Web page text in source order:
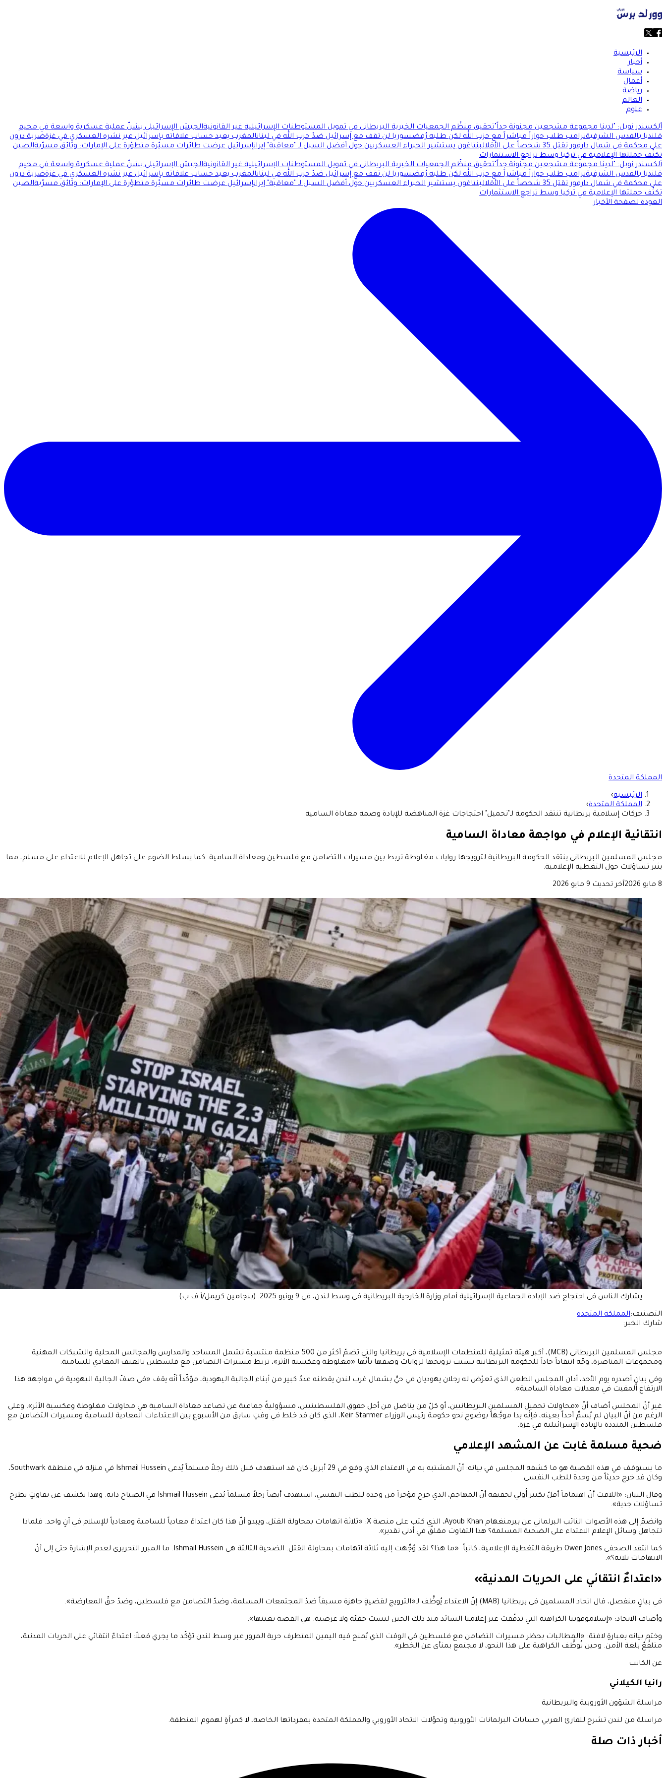
الرئيسية
أخبار
سياسة
أعمال
رياضة
العالم
علوم
ألكسندر نوبل: "لدينا مجموعة مشجعين مجنونة جداً"تحقيق منظّم الجمعيات الخيرية البريطاني في تمويل المستوطنات الإسرائيلية غير القانونيةالجيش الإسرائيلي يشنّ عملية عسكرية واسعة في مخيم
قلنديا بالقدس الشرقيةترامب طلب حواراً مباشراً مع حزب الله لكن طلبه رُفضسوريا لن تقف مع إسرائيل ضدّ حزب الله في لبنانالمغرب يعيد حساب علاقاته بإسرائيل عبر نشره العسكري في غزةضربة درون
على محكمة في شمال دارفور تقتل 35 شخصاً على الأقل
البنتاغون يستشير الخبراء العسكريين حول أفضل السبل لـ "معاقبة" إيرانإسرائيل عرضت طائرات مسيّرة متطوّرة على الإمارات: وثائق مسرّبةالصين
تكثّف حملتها الإعلامية في تركيا وسط تراجع الاستثمارات
ألكسندر نوبل: "لدينا مجموعة مشجعين مجنونة جداً"تحقيق منظّم الجمعيات الخيرية البريطاني في تمويل المستوطنات الإسرائيلية غير القانونيةالجيش الإسرائيلي يشنّ عملية عسكرية واسعة في مخيم
قلنديا بالقدس الشرقيةترامب طلب حواراً مباشراً مع حزب الله لكن طلبه رُفضسوريا لن تقف مع إسرائيل ضدّ حزب الله في لبنانالمغرب يعيد حساب علاقاته بإسرائيل عبر نشره العسكري في غزةضربة درون
على محكمة في شمال دارفور تقتل 35 شخصاً على الأقل
البنتاغون يستشير الخبراء العسكريين حول أفضل السبل لـ "معاقبة" إيرانإسرائيل عرضت طائرات مسيّرة متطوّرة على الإمارات: وثائق مسرّبةالصين
تكثّف حملتها الإعلامية في تركيا وسط تراجع الاستثمارات
العودة لصفحة الأخبار
المملكة المتحدة
الرئيسية›
المملكة المتحدة›
حركات إسلامية بريطانية تنتقد الحكومة لـ"تحميل" احتجاجات غزة المناهضة للإبادة وصمة معاداة السامية
انتقائية الإعلام في مواجهة معاداة السامية
مجلس المسلمين البريطاني ينتقد الحكومة البريطانية لترويجها روايات مغلوطة تربط بين مسيرات التضامن مع فلسطين ومعاداة السامية. كما يسلط الضوء على تجاهل الإعلام للاعتداء على مسلم، مما
يثير تساؤلات حول التغطية الإعلامية.
8 مايو 2026 آخر تحديث 9 مايو 2026
يشارك الناس في احتجاج ضد الإبادة الجماعية الإسرائيلية أمام وزارة الخارجية البريطانية في وسط لندن، في 9 يونيو 2025. (بنجامين كريمل/أ ف ب)
التصنيف:المملكة المتحدة
شارك الخبر:
مجلس المسلمين البريطاني (MCB)، أكبر هيئة تمثيلية للمنظمات الإسلامية في بريطانيا والتي تضمّ أكثر من 500 منظمة منتسبة تشمل المساجد والمدارس والمجالس المحلية والشبكات المهنية
ومجموعات المناصرة، وجّه انتقاداً حاداً للحكومة البريطانية بسبب ترويجها لروايات وصفها بأنّها «مغلوطة وعكسية الأثر»، تربط مسيرات التضامن مع فلسطين بالعنف المعادي للسامية.
وفي بيانٍ أصدره يوم الأحد، أدان المجلس الطعن الذي تعرّض له رجلان يهوديان في حيٍّ بشمال غرب لندن يقطنه عددٌ كبير من أبناء الجالية اليهودية، مؤكّداً أنّه يقف «في صفّ الجالية اليهودية في مواجهة هذا
الارتفاع المقيت في معدلات معاداة السامية».
غير أنّ المجلس أضاف أنّ «محاولات تحميل المسلمين البريطانيين، أو كلّ من يناضل من أجل حقوق الفلسطينيين، مسؤوليةً جماعية عن تصاعد معاداة السامية هي محاولات مغلوطة وعكسية الأثر». وعلى
الرغم من أنّ البيان لم يُسمِّ أحداً بعينه، فإنّه بدا موجَّهاً بوضوح نحو حكومة رئيس الوزراء Keir Starmer، الذي كان قد خلط في وقتٍ سابق من الأسبوع بين الاعتداءات المعادية للسامية ومسيرات التضامن مع
فلسطين المنددة بالإبادة الإسرائيلية في غزة.
ضحية مسلمة غابت عن المشهد الإعلامي
ما يستوقف في هذه القضية هو ما كشفه المجلس في بيانه: أنّ المشتبه به في الاعتداء الذي وقع في 29 أبريل كان قد استهدف قبل ذلك رجلاً مسلماً يُدعى Ishmail Hussein في منزله في منطقة Southwark،
وكان قد خرج حديثاً من وحدة للطب النفسي.
وقال البيان: «اللافت أنّ اهتماماً أقلّ بكثير أُولي لحقيقة أنّ المهاجم، الذي خرج مؤخراً من وحدة للطب النفسي، استهدف أيضاً رجلاً مسلماً يُدعى Ishmail Hussein في الصباح ذاته. وهذا يكشف عن تفاوتٍ يطرح
تساؤلات جدية».
وانضمّ إلى هذه الأصوات النائب البرلماني عن بيرمنغهام Ayoub Khan، الذي كتب على منصة X: «ثلاثة اتهامات بمحاولة القتل، ويبدو أنّ هذا كان اعتداءً معادياً للسامية ومعادياً للإسلام في آنٍ واحد. فلماذا
تتجاهل وسائل الإعلام الاعتداء على الضحية المسلمة؟ هذا التفاوت مقلقٌ في أدنى تقدير».
كما انتقد الصحفي Owen Jones طريقة التغطية الإعلامية، كاتباً: «ما هذا؟ لقد وُجِّهت إليه ثلاثة اتهامات بمحاولة القتل. الضحية الثالثة هي Ishmail Hussein. ما المبرر التحريري لعدم الإشارة حتى إلى أنّ
الاتهامات ثلاثة؟».
«اعتداءٌ انتقائي على الحريات المدنية»
في بيانٍ منفصل، قال اتحاد المسلمين في بريطانيا (MAB) إنّ الاعتداء يُوظَّف لـ«الترويج لقضيةٍ جاهزة مسبقاً ضدّ المجتمعات المسلمة، وضدّ التضامن مع فلسطين، وضدّ حقّ المعارضة».
وأضاف الاتحاد: «إسلاموفوبيا الكراهية التي تدفّقت عبر إعلامنا السائد منذ ذلك الحين ليست خفيّة ولا عرضية. هي القصة بعينها».
وختم بيانه بعبارةٍ لافتة: «المطالبات بحظر مسيرات التضامن مع فلسطين في الوقت الذي يُمنح فيه اليمين المتطرف حرية المرور عبر وسط لندن تؤكّد ما يجري فعلاً: اعتداءٌ انتقائي على الحريات المدنية،
متلفَّعٌ بلغة الأمن. وحين تُوظَّف الكراهية على هذا النحو، لا مجتمع بمنأى عن الخطر».
عن الكاتب
رانيا الكيلاني
مراسلة الشؤون الأوروبية والبريطانية
مراسلة من لندن تشرح للقارئ العربي حسابات البرلمانات الأوروبية وتحوّلات الاتحاد الأوروبي والمملكة المتحدة بمفرداتها الخاصة، لا كمرآةٍ لهموم المنطقة.
أخبار ذات صلة